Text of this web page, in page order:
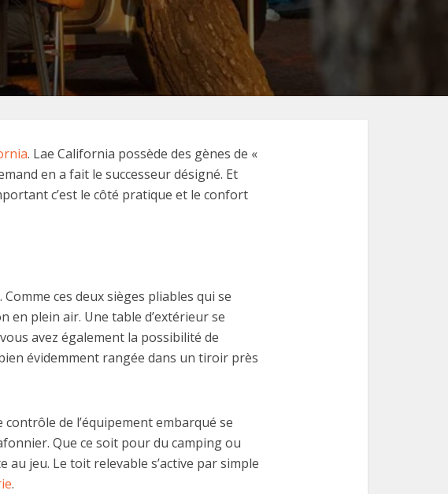
. Lae California possède des gènes de «
en a fait le successeur désigné. Et
c’est le côté pratique et le confort
ces deux sièges pliables qui se
en plein air. Une table d’extérieur se
avez également la possibilité de
évidemment rangée dans un tiroir près
de l’équipement embarqué se
Que ce soit pour du camping ou
jeu. Le toit relevable s’active par simple
.